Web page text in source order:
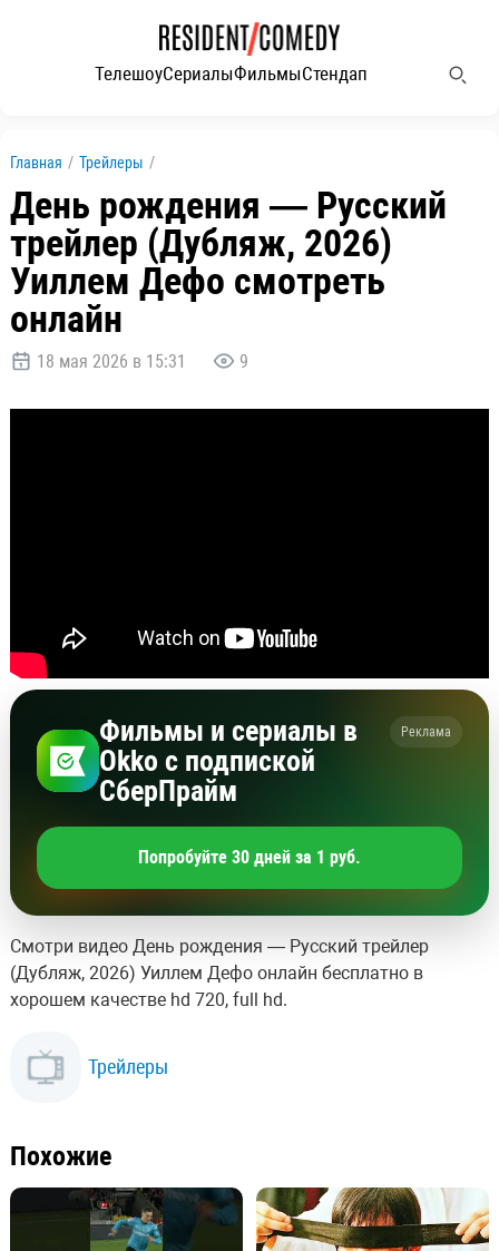
ТелешоуСериалыФильмыСтендап
Главная / Трейлеры /
День рождения — Русский
трейлер (Дубляж, 2026)
Уиллем Дефо смотреть
онлайн
18 мая 2026 в 15:31 9
Фильмы и сериалы в
Okko с подпиской
СберПрайм
Реклама
Попробуйте 30 дней за 1 руб.
Смотри видео День рождения — Русский трейлер
(Дубляж, 2026) Уиллем Дефо онлайн бесплатно в
хорошем качестве hd 720, full hd.
Трейлеры
Похожие